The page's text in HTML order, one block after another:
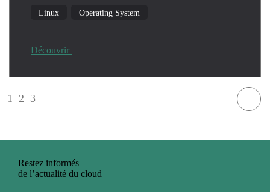
Linux Operating System
Découvrir
1 2 3
Restez informés
de l’actualité du cloud